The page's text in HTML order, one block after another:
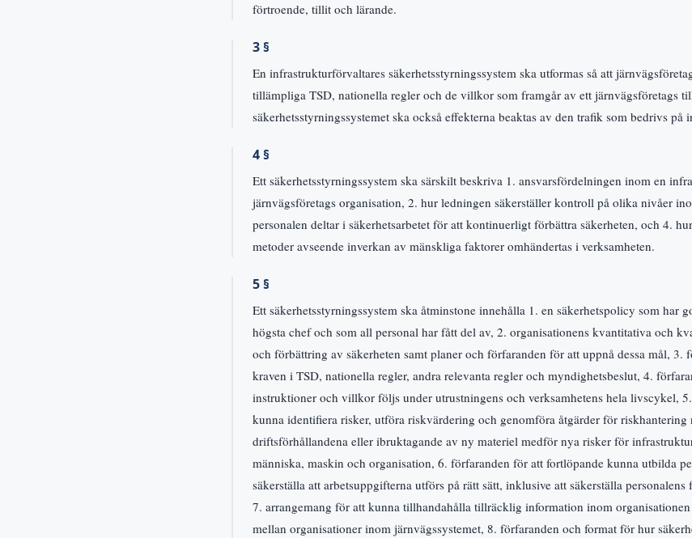
förtroende, tillit och lärande.
3 §
En infrastrukturförvaltares säkerhetsstyrningssystem ska utformas så att
tillämpliga TSD, nationella regler och de villkor som framgår av ett järnvägsföretags
säkerhetsstyrningssystemet ska också effekterna beaktas av den trafik som bedrivs på
4 §
Ett säkerhetsstyrningssystem ska särskilt beskriva 1. ansvarsfördelningen inom en
järnvägsföretags organisation, 2. hur ledningen säkerställer kontroll på olika nivåer
personalen deltar i säkerhetsarbetet för att kontinuerligt förbättra säkerheten, och 4.
metoder avseende inverkan av mänskliga faktorer omhändertas i verksamheten.
5 §
Ett säkerhetsstyrningssystem ska åtminstone innehålla 1. en säkerhetspolicy som har
högsta chef och som all personal har fått del av, 2. organisationens kvantitativa och
och förbättring av säkerheten samt planer och förfaranden för att uppnå dessa mål,
kraven i TSD, nationella regler, andra relevanta regler och myndighetsbeslut, 4.
instruktioner och villkor följs under utrustningens och verksamhetens hela livscykel,
kunna identifiera risker, utföra riskvärdering och genomföra åtgärder för riskhantering
driftsförhållandena eller ibruktagande av ny materiel medför nya risker för
människa, maskin och organisation, 6. förfaranden för att fortlöpande kunna utbilda
säkerställa att arbetsuppgifterna utförs på rätt sätt, inklusive att säkerställa
7. arrangemang för att kunna tillhandahålla tillräcklig information inom
mellan organisationer inom järnvägssystemet, 8. förfaranden och format för hur